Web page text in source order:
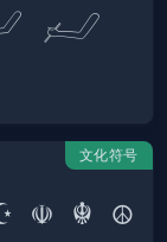
𓃈
文化符号
☫ ☬ ☮